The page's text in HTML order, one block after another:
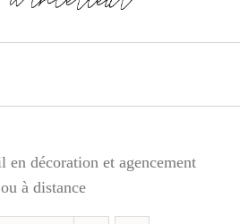
en décoration et agencement
à distance